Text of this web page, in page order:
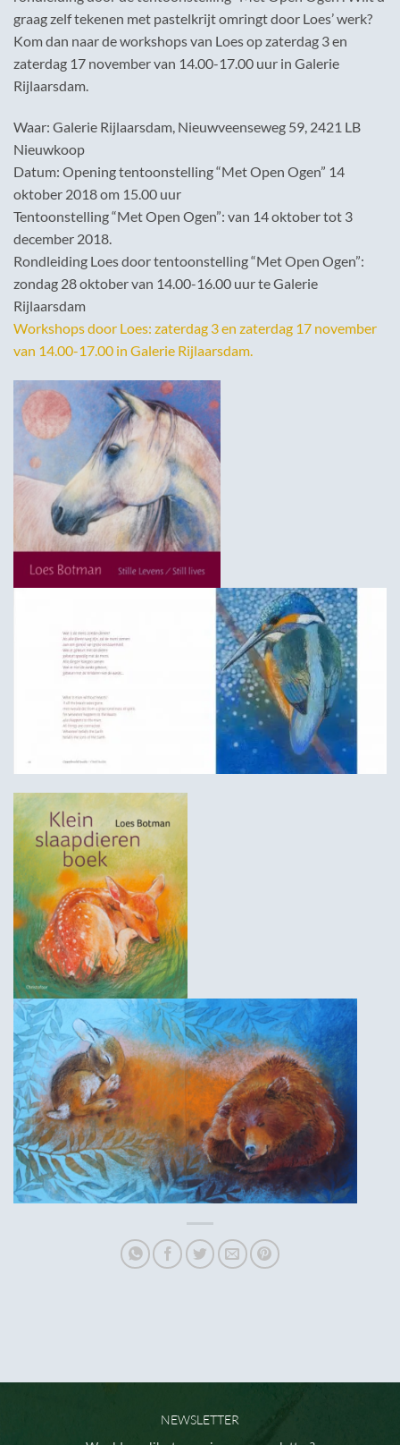
graag zelf tekenen met pastelkrijt omringt door Loes’ werk?
Kom dan naar de workshops van Loes op zaterdag 3 en
zaterdag 17 november van 14.00-17.00 uur in Galerie
Rijlaarsdam.
Waar: Galerie Rijlaarsdam, Nieuwveenseweg 59, 2421 LB
Nieuwkoop
Datum: Opening tentoonstelling “Met Open Ogen” 14
oktober 2018 om 15.00 uur
Tentoonstelling “Met Open Ogen”: van 14 oktober tot 3
december 2018.
Rondleiding Loes door tentoonstelling “Met Open Ogen”:
zondag 28 oktober van 14.00-16.00 uur te Galerie
Rijlaarsdam
Workshops door Loes: zaterdag 3 en zaterdag 17 november
van 14.00-17.00 in Galerie Rijlaarsdam.
NEWSLETTER